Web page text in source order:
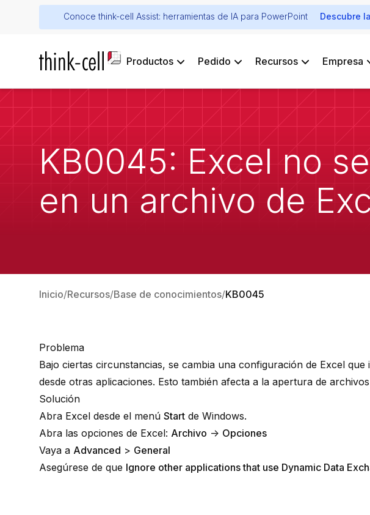
Conoce think-cell Assist: herramientas de IA para PowerPoint Descubre
Productos Pedido Recursos Empresa
KB0045: Excel no
en un archivo de
Inicio Recursos Base de conocimientos KB0045
Problema
Bajo ciertas circunstancias, se cambia una configuración de Excel que
desde otras aplicaciones. Esto también afecta a la apertura de
Solución
Abra Excel desde el menú Start de Windows.
Abra las opciones de Excel: Archivo → Opciones
Vaya a Advanced > General
Asegúrese de que Ignore other applications that use Dynamic Data